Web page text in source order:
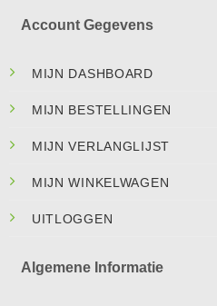
Account Gegevens
MIJN DASHBOARD
MIJN BESTELLINGEN
MIJN VERLANGLIJST
MIJN WINKELWAGEN
UITLOGGEN
Algemene Informatie